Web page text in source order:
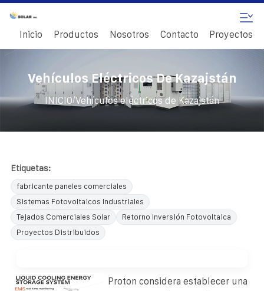
Inicio Productos Nosotros Contacto Proyectos
Vehículos Eléctricos De Kazajstán
INICIO/Vehículos eléctricos de Kazajstán
Etiquetas:
fabricante paneles comerciales
Sistemas Fotovoltaicos Industriales
Tejados Comerciales Solar
Retorno Inversión Fotovoltaica
Proyectos Distribuidos
Proton considera establecer una